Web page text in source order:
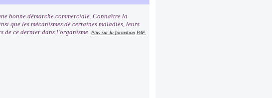
bonne démarche commerciale. Connaître la
que les mécanismes de certaines maladies, leurs
de ce dernier dans l'organisme. Plus sur la formation PdF.